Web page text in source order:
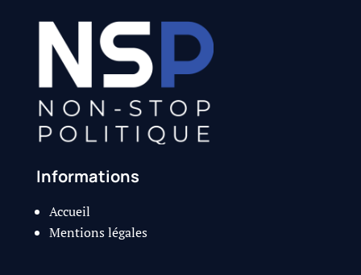
Informations
Accueil
Mentions légales